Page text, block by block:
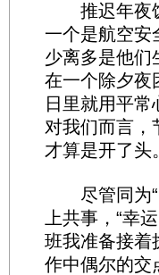
推迟年夜饭
一个是航空安
少离多是他们
在一个除夕夜
日里就用平常
对我们而言，
才算是开了头
尽管同为“
上共事，“幸
班我准备接着
作中偶尔的交